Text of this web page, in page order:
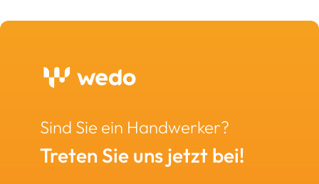
Sind Sie ein Handwerker?
Treten Sie uns jetzt bei!